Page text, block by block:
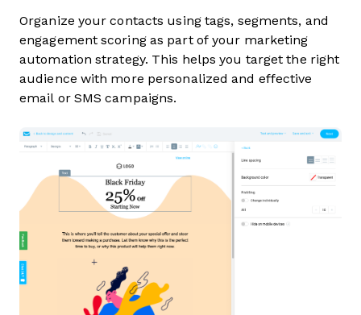
Organize your contacts using tags, segments, and
engagement scoring as part of your marketing
automation strategy. This helps you target the right
audience with more personalized and effective
email or SMS campaigns.